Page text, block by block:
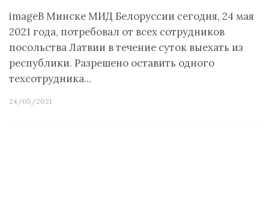
imageВ Минске МИД Белоруссии сегодня, 24 мая
2021 года, потребовал от всех сотрудников
посольства Латвии в течение суток выехать из
республики. Разрешено оставить одного
техсотрудника…
24/05/2021